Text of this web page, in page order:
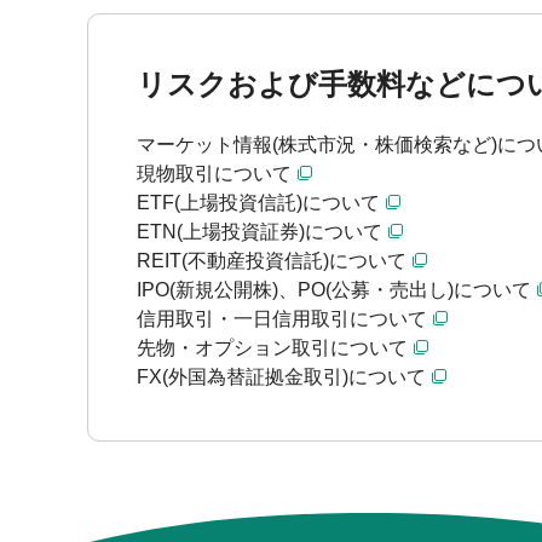
リスクおよび手数料などにつ
マーケット情報(株式市況・株価検索など)につ
現物取引について
ETF(上場投資信託)について
ETN(上場投資証券)について
REIT(不動産投資信託)について
IPO(新規公開株)、PO(公募・売出し)について
信用取引・一日信用取引について
先物・オプション取引について
FX(外国為替証拠金取引)について